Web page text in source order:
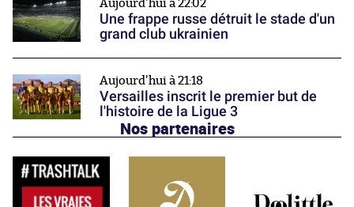
Aujourd'hui à 22:02
Une frappe russe détruit le stade d'un
grand club ukrainien
Aujourd'hui à 21:18
Versailles inscrit le premier but de
l'histoire de la Ligue 3
Nos partenaires